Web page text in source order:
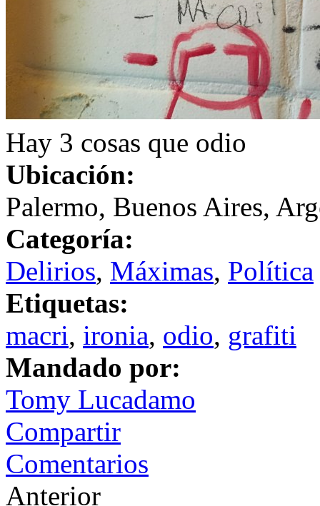
Hay 3 cosas que odio
Ubicación:
Palermo, Buenos Aires,
Categoría:
Delirios, Máximas, Política
Etiquetas:
macri, ironia, odio, grafiti
Mandado por:
Tomy Lucadamo
Compartir
Comentarios
Anterior